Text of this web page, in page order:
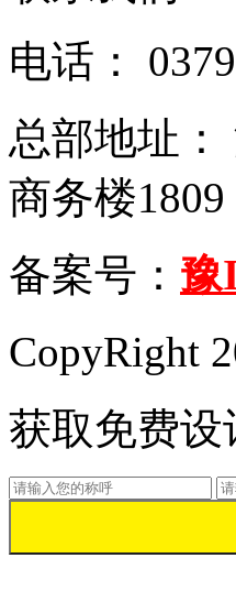
电话：
总部地址
商务楼1809
备案号： 豫
CopyRight
获取免费设